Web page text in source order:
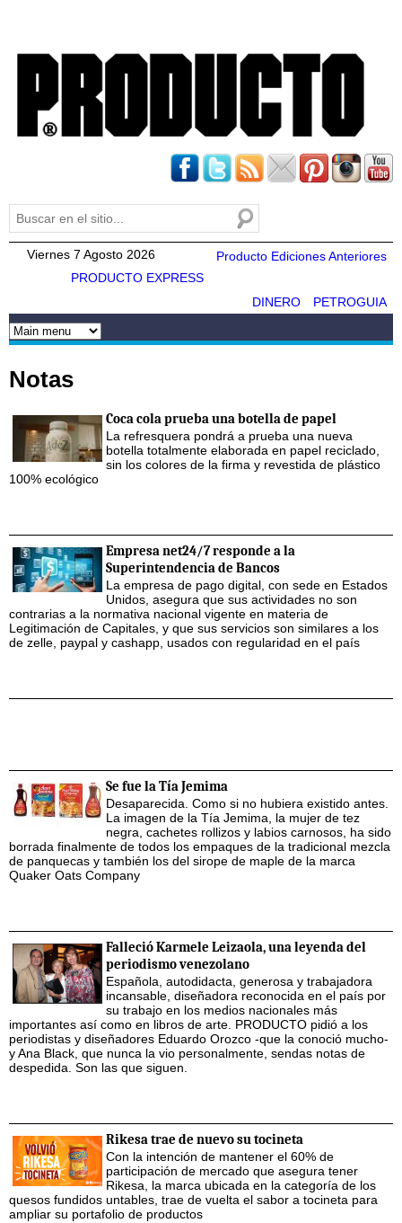
Formulario de búsqueda
Buscar
Viernes 7 Agosto 2026
Producto Ediciones Anteriores
PRODUCTO EXPRESS
PETROGUIA
DINERO
Notas
Coca cola prueba una botella de papel
La refresquera pondrá a prueba una nueva
botella totalmente elaborada en papel reciclado,
sin los colores de la firma y revestida de plástico
100% ecológico
Empresa net24/7 responde a la
Superintendencia de Bancos
La empresa de pago digital, con sede en Estados
Unidos, asegura que sus actividades no son
contrarias a la normativa nacional vigente en materia de
Legitimación de Capitales, y que sus servicios son similares a los
de zelle, paypal y cashapp, usados con regularidad en el país
Se fue la Tía Jemima
Desaparecida. Como si no hubiera existido antes.
La imagen de la Tía Jemima, la mujer de tez
negra, cachetes rollizos y labios carnosos, ha sido
borrada finalmente de todos los empaques de la tradicional mezcla
de panquecas y también los del sirope de maple de la marca
Quaker Oats Company
Falleció Karmele Leizaola, una leyenda del
periodismo venezolano
Española, autodidacta, generosa y trabajadora
incansable, diseñadora reconocida en el país por
su trabajo en los medios nacionales más
importantes así como en libros de arte. PRODUCTO pidió a los
periodistas y diseñadores Eduardo Orozco -que la conoció mucho-
y Ana Black, que nunca la vio personalmente, sendas notas de
despedida. Son las que siguen.
Rikesa trae de nuevo su tocineta
Con la intención de mantener el 60% de
participación de mercado que asegura tener
Rikesa, la marca ubicada en la categoría de los
quesos fundidos untables, trae de vuelta el sabor a tocineta para
ampliar su portafolio de productos